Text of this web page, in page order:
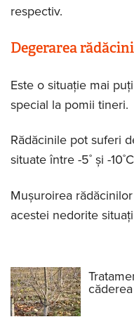
respectiv.
Degerarea
Este o situație mai
special la pomii tineri.
Rădăcinile pot suferi
situate între -5˚ și -
Mușuroirea
acestei nedorite